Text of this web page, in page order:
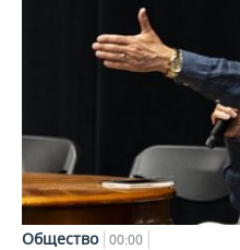
Общество 00:00